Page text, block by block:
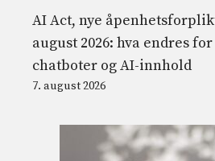
AI Act, nye
august 2026: hva endres
chatboter og AI-innhold
7. august 2026